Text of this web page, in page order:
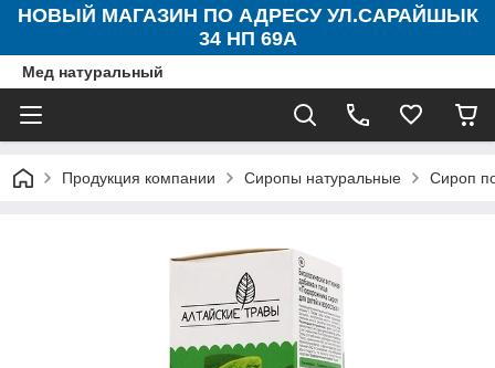
НОВЫЙ МАГАЗИН ПО АДРЕСУ УЛ.САРАЙШЫК
34 НП 69А
Мед натуральный
Продукция компании Сиропы натуральные Сироп